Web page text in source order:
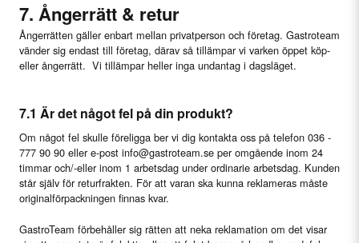
7. Ångerrätt & retur
Ångerrätten gäller enbart mellan privatperson och företag. Gastroteam
vänder sig endast till företag, därav så tillämpar vi varken öppet köp-
eller ångerrätt. Vi tillämpar heller inga undantag i dagsläget.
7.1 Är det något fel på din produkt?
Om något fel skulle föreligga ber vi dig kontakta oss på telefon 036 -
777 90 90 eller e-post info@gastroteam.se per omgående inom 24
timmar och/-eller inom 1 arbetsdag under ordinarie arbetsdag. Kunden
står själv för returfrakten. För att varan ska kunna reklameras måste
originalförpackningen finnas kvar.
GastroTeam förbehåller sig rätten att neka reklamation om det visar